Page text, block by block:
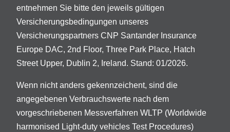
entnehmen Sie bitte den jeweils gültigen
Versicherungsbedingungen unseres
Versicherungspartners CNP Santander Insurance
Europe DAC, 2nd Floor, Three Park Place, Hatch
Street Upper, Dublin 2, Ireland. Stand: 01/2026.
Wenn nicht anders gekennzeichent, sind die
angegebenen Verbrauchswerte nach dem
vorgeschriebenen Messverfahren WLTP (Worldwide
harmonised Light-duty vehicles Test Procedures)